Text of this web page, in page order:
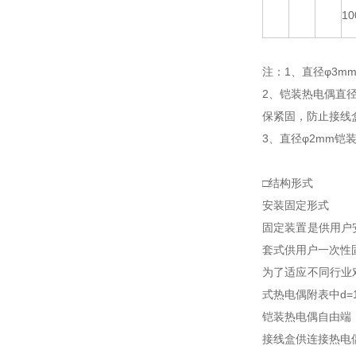
注：1、直径
2、铠装热电偶直
保紧固，防止接线
3、直径φ2mm铠
□结构形式
安装固定形式
固定装置是供用
套式供用户一次性
为了适应不同行
式热电偶附表中
铠装热电偶自由端
接线盒供连接热电